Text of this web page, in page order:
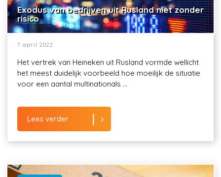
Exodus van bedrijven uit Rusland niet zonder
risico
7 april 2022
Het vertrek van Heineken uit Rusland vormde wellicht
het meest duidelijk voorbeeld hoe moeilijk de situatie
voor een aantal multinationals ...
Lees verder